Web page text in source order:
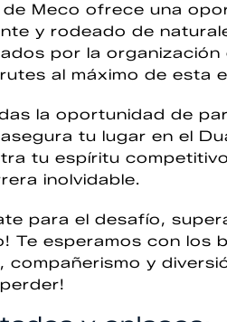
de Meco ofrece una
y rodeado de
por la
al máximo de esta
la oportunidad de
tu lugar en el
tu espíritu
inolvidable.
para el desafío,
Te esperamos con los
compañerismo y